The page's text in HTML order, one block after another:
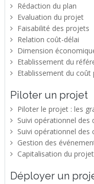
Rédaction du plan
Evaluation du projet
Faisabilité des projets
Relation coût-délai
Dimension
Etablissement du
Etablissement du coût
Piloter un projet
Piloter le projet : les
Suivi opérationnel des
Suivi opérationnel des
Gestion des
Capitalisation du
Déployer un